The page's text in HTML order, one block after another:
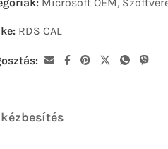
RDS CAL